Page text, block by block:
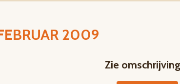
2009
Zie omschrijving